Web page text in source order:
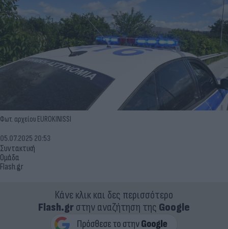
Φωτ. αρχείου EUROKINISSI
Συντακτική
Ομάδα
Flash.gr
05.07.2025 20:53
Κάνε κλικ και δες περισσότερο
Flash.grστην αναζήτηση της Google